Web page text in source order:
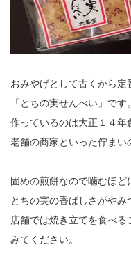
おみやげとして古くから定
「とちの実せんべい」です。
作っているのは大正１４年
老舗の商家といった佇まい
固めの煎餅なので噛むほど
とちの実の香ばしさがやみ
店舗では焼き立てを食べ
みてください。